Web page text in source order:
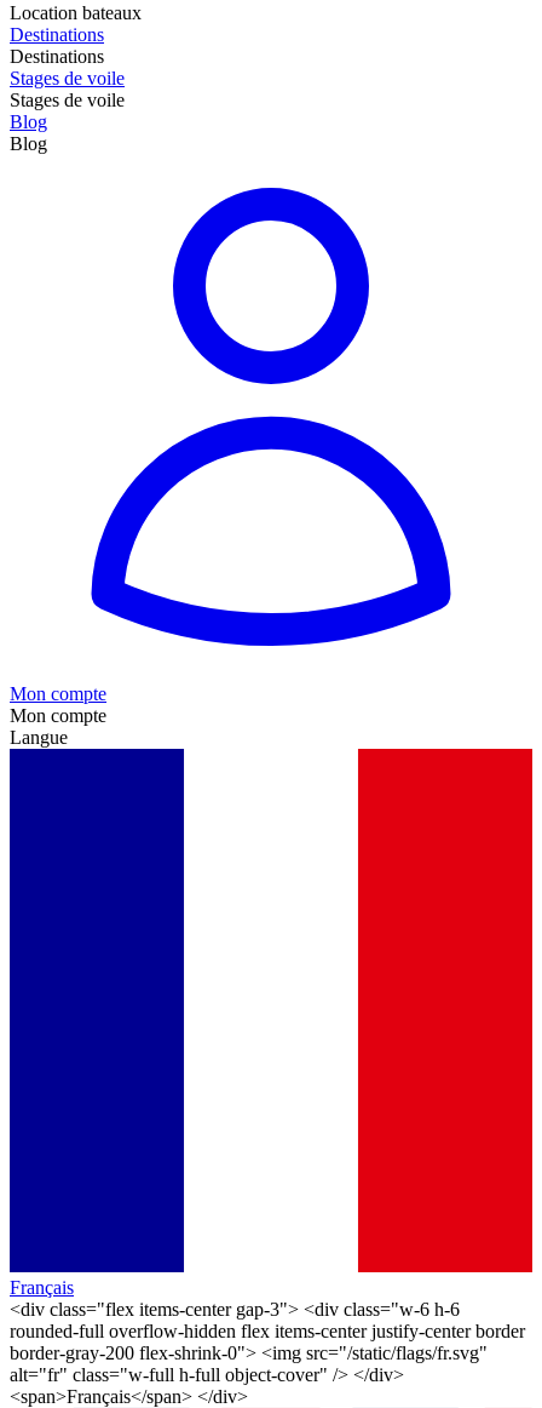
Location bateaux
Destinations
Destinations
Stages de voile
Stages de voile
Blog
Blog
Mon compte
Mon compte
Langue
Français
<div class="flex items-center gap-3"> <div class="w-6 h-6
rounded-full overflow-hidden flex items-center justify-center border
border-gray-200 flex-shrink-0"> <img src="/static/flags/fr.svg"
alt="fr" class="w-full h-full object-cover" /> </div>
<span>Français</span> </div>